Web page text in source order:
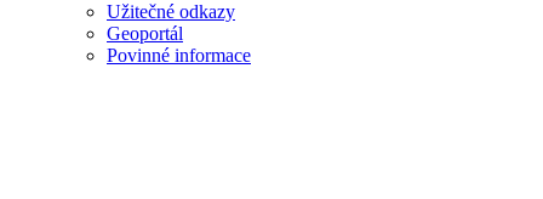
Užitečné odkazy
Geoportál
Povinné informace